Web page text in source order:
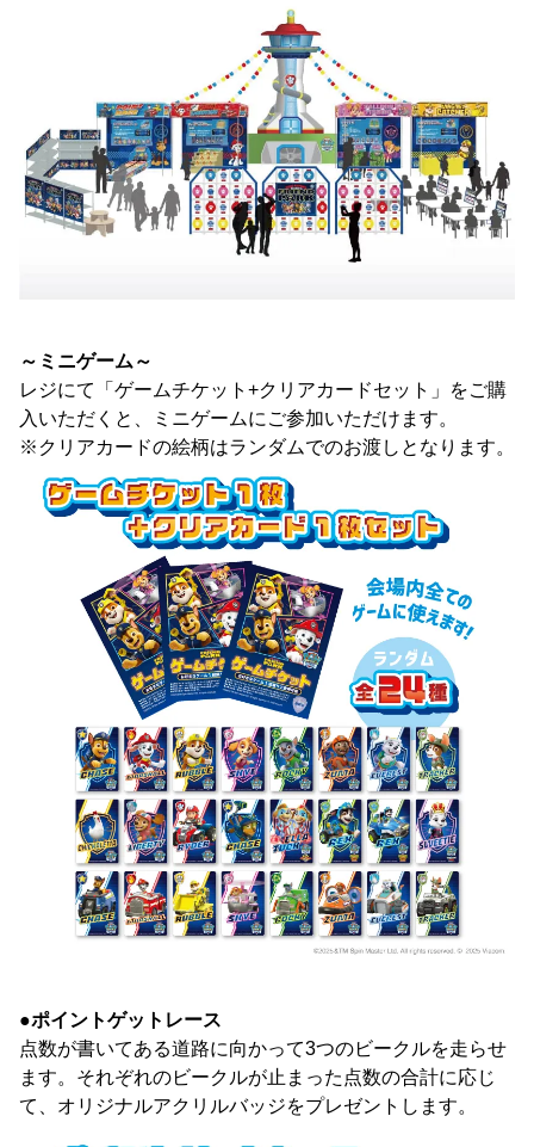
～ミニゲーム～
レジにて「ゲームチケット+クリアカードセット」をご購
入いただくと、ミニゲームにご参加いただけます。
※クリアカードの絵柄はランダムでのお渡しとなります。
●ポイントゲットレース
点数が書いてある道路に向かって3つのビークルを走らせ
ます。それぞれのビークルが止まった点数の合計に応じ
て、オリジナルアクリルバッジをプレゼントします。